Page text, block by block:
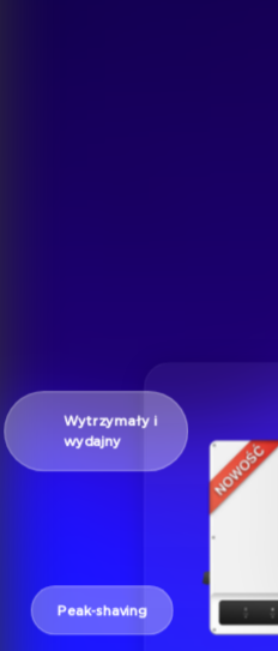
Wytrzymały i
wydajny
Peak-shaving